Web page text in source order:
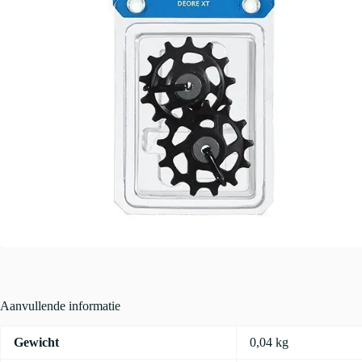
Aanvullende informatie
Gewicht 0,04 kg